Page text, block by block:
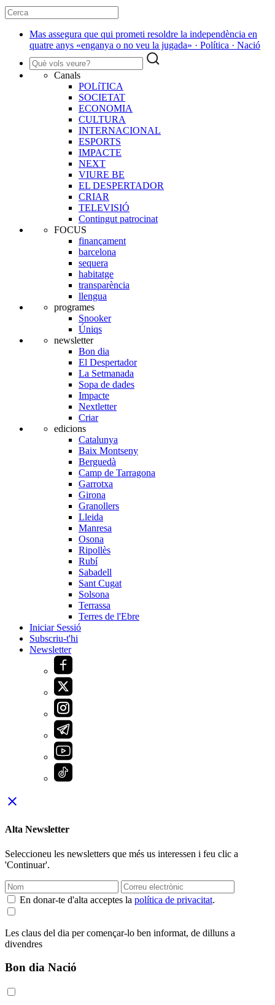
Mas assegura que qui prometi resoldre la independència en
quatre anys «enganya o no veu la jugada» · Política · Nació
Canals
POLíTICA
SOCIETAT
ECONOMIA
CULTURA
INTERNACIONAL
ESPORTS
IMPACTE
NEXT
VIURE BE
EL DESPERTADOR
CRIAR
TELEVISIÓ
Contingut patrocinat
FOCUS
finançament
barcelona
sequera
habitatge
transparència
llengua
programes
Snooker
Úniqs
newsletter
Bon dia
El Despertador
La Setmanada
Sopa de dades
Impacte
Nextletter
Criar
edicions
Catalunya
Baix Montseny
Berguedà
Camp de Tarragona
Garrotxa
Girona
Granollers
Lleida
Manresa
Osona
Ripollès
Rubí
Sabadell
Sant Cugat
Solsona
Terrassa
Terres de l'Ebre
Iniciar Sessió
Subscriu-t'hi
Newsletter
close
Alta Newsletter
Seleccioneu les newsletters que més us interessen i feu clic a
'Continuar'.
En donar-te d'alta acceptes la política de privacitat.
Les claus del dia per començar-lo ben informat, de dilluns a
divendres
Bon dia Nació